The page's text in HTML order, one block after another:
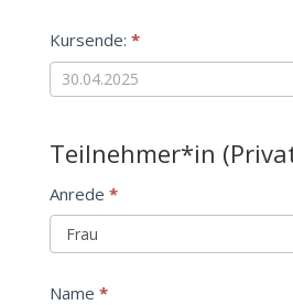
Kursende: *
Teilnehmer*in
Anrede *
Name *